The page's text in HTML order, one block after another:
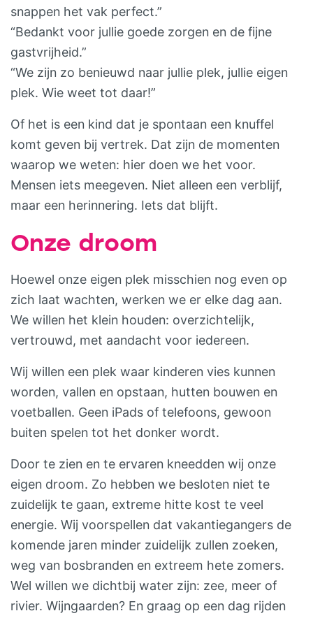
snappen het vak perfect.”
“Bedankt voor jullie goede zorgen en de fijne
gastvrijheid.”
“We zijn zo benieuwd naar jullie plek, jullie eigen
plek. Wie weet tot daar!”
Of het is een kind dat je spontaan een knuffel
komt geven bij vertrek. Dat zijn de momenten
waarop we weten: hier doen we het voor.
Mensen iets meegeven. Niet alleen een verblijf,
maar een herinnering. Iets dat blijft.
Onze droom
Hoewel onze eigen plek misschien nog even op
zich laat wachten, werken we er elke dag aan.
We willen het klein houden: overzichtelijk,
vertrouwd, met aandacht voor iedereen.
Wij willen een plek waar kinderen vies kunnen
worden, vallen en opstaan, hutten bouwen en
voetballen. Geen iPads of telefoons, gewoon
buiten spelen tot het donker wordt.
Door te zien en te ervaren kneedden wij onze
eigen droom. Zo hebben we besloten niet te
zuidelijk te gaan, extreme hitte kost te veel
energie. Wij voorspellen dat vakantiegangers de
komende jaren minder zuidelijk zullen zoeken,
weg van bosbranden en extreem hete zomers.
Wel willen we dichtbij water zijn: zee, meer of
rivier. Wijngaarden? En graag op een dag rijden